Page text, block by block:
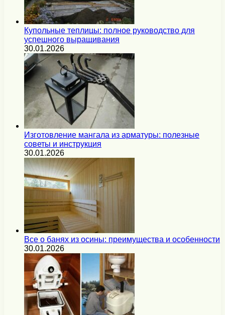
Купольные теплицы: полное руководство для
успешного выращивания
30.01.2026
Изготовление мангала из арматуры: полезные
советы и инструкция
30.01.2026
Все о банях из осины: преимущества и особенности
30.01.2026